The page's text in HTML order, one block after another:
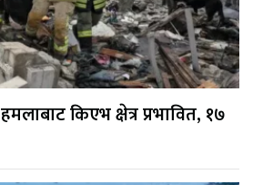
किएभ क्षेत्र प्रभावित, १७